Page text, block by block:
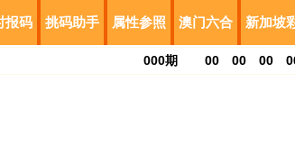
报码 挑码助手 属性参照 澳门六合 新加坡
000期 00 00 00